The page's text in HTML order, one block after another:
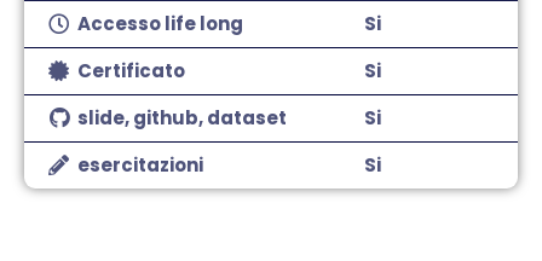
Accesso life long
Si
Certificato
Si
slide, github, dataset
Si
esercitazioni
Si